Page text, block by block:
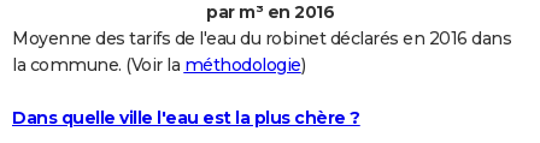
FORUM
par m³ en 2016
Moyenne des tarifs de l'eau du robinet déclarés en 2016 dans
la commune. (Voir la méthodologie)
Dans quelle ville l'eau est la plus chère ?